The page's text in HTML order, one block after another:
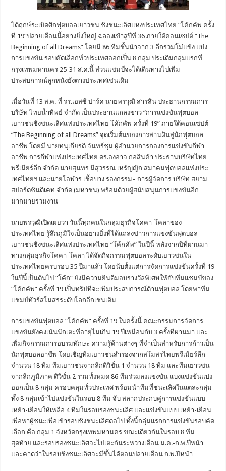
ได้ฤกษ์ระเบิดศึกฟุตบอลเยาวชน ชิงชนะเลิศแห่งประเทศไทย “โค้กคัพ ครั้ง
ที่ 19”ปลายเดือนนี้อย่างยิ่งใหญ่ ฉลองเข้าสู่ปีที่ 36 ภายใต้คอนเซปต์ “The
Beginning of all Dreams” โดยมี 86 ทีมชั้นนำจาก 3 ลีกร่วมโม่แข้ง แบ่ง
การแข่งขัน รอบคัดเลือกทั่วประเทศออกเป็น 8 กลุ่ม ประเดิมกลุ่มแรกที่
กรุงเทพมหานคร 25-31 ส.ค.นี้ ส่วนแชมป์จะได้เดินทางไปเพิ่ม
ประสบการณ์ลูกหนังยังต่างประเทศเช่นเดิม
เมื่อวันที่ 13 ส.ค. ที่ รร.เอสซี ปาร์ค นายพรวุฒิ สารสิน ประธานกรรมการ
บริษัท ไทยน้ำทิพย์ จำกัด เป็นประธานแถลงข่าว “การแข่งขันฟุตบอล
เยาวชนชิงชนะเลิศแห่งประเทศไทย โค้กคัพ ครั้งที่ 19” ภายใต้คอนเซปต์
“The Beginning of all Dreams” จุดเริ่มต้นของการสานฝันสู่นักฟุตบอล
อาชีพ โดยมี นายทนุเกียรติ จันทร์ชุม ผู้อำนวยการกองการแข่งขันกีฬา
อาชีพ การกีฬาแห่งประเทศไทย ดร.องอาจ ก่อสินค้า ประธานบริษัทไทย
พรีเมียร์ลีก จำกัด นายสุนทร มีสุวรรณ เหรัญญิก สมาคมฟุตบอลแห่งประ
เทศไทยฯ และนายโอฬาร เชื้อบาง รองกรรม– การผู้จัดการ บริษัท สยาม
สปอร์ตซินดิเคท จำกัด (มหาชน) พร้อมด้วยผู้สนับสนุนการแข่งขันอีก
มากมายร่วมงาน
นายพรวุฒิเปิดเผยว่า วันนี้ทุกคนในกลุ่มธุรกิจโคคา-โคลาของ
ประเทศไทย รู้สึกภูมิใจเป็นอย่างยิ่งที่ได้แถลงข่าวการแข่งขันฟุตบอล
เยาวชนชิงชนะเลิศแห่งประเทศไทย “โค้กคัพ” ในปีนี้ หลังจากปีที่ผ่านมา
ทางกลุ่มธุรกิจโคคา-โคลา ได้จัดกิจกรรมฟุตบอลระดับเยาวชนใน
ประเทศไทยครบรอบ 35 ปีมาแล้ว โดยนับตั้งแต่การจัดการแข่งขันครั้งที่ 19
ในปีนี้เป็นต้นไป “โค้ก” ยังมีความยินดีมอบรางวัลพิเศษให้กับทีมแชมป์ของ
“โค้กคัพ” ครั้งที่ 19 เป็นทริปที่จะเพิ่มประสบการณ์ด้านฟุตบอล โดยพาทีม
แชมป์ทัวร์สโมสรระดับโลกอีกเช่นเดิม
การแข่งขันฟุตบอล “โค้กคัพ” ครั้งที่ 19 ในครั้งนี้ คณะกรรมการจัดการ
แข่งขันยังคงเน้นนักเตะที่อายุไม่เกิน 19 ปีเหมือนกับ 3 ครั้งที่ผ่านมา และ
เพิ่มกิจกรรมการอบรมทักษะ ความรู้ด้านต่างๆ ที่จำเป็นสำหรับการก้าวเป็น
นักฟุตบอลอาชีพ โดยเชิญทีมเยาวชนสำรองจากสโมสรไทยพรีเมียร์ลีก
จำนวน 18 ทีม ทีมเยาวชนจากลีกดิวิชั่น 1 จำนวน 18 ทีม และทีมเยาวชน
จากลีกภูมิภาค ดิวิชั่น 2 รวมทั้งหมด 86 ทีมร่วมลงแข่งขัน แบ่งแข่งขันแบ่ง
ออกเป็น 8 กลุ่ม ครอบคลุมทั่วประเทศ พร้อมนำทีมที่ชนะเลิศในแต่ละกลุ่ม
ทั้ง 8 กลุ่มเข้าไปแข่งขันในรอบ 8 ทีม จับ สลากประกบคู่การแข่งขันแบบ
เหย้า-เยือนให้เหลือ 4 ทีมในรอบรองชนะเลิศ และแข่งขันแบบ เหย้า-เยือน
เพื่อหาผู้ชนะเพื่อเข้ารอบชิงชนะเลิศต่อไป ทั้งนี้กลุ่มแรกการแข่งขันรอบคัด
เลือก คือ กลุ่ม 1 จังหวัดกรุงเทพมหานคร ขณะเดียวกันในรอบ 8 ทีม
สุดท้าย และรอบรองชนะเลิศจะไปเตะกันระหว่างเดือน ม.ค.-ก.พ.ปีหน้า
และคาดว่าในรอบชิงชนะเลิศจะมีขึ้นได้ตอนปลายเดือน ก.พ.ปีหน้า